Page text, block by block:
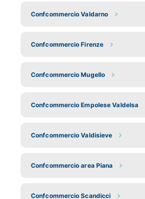
Confcommercio Valdarno
Confcommercio Firenze
Confcommercio Mugello
Confcommercio Empolese Valdelsa
Confcommercio Valdisieve
Confcommercio area Piana
Confcommercio Scandicci